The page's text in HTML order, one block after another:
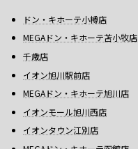
ドン・キホーテ小樽店
MEGAドン・キホーテ苫小牧店
千歳店
イオン旭川駅前店
MEGAドン・キホーテ旭川店
イオンモール旭川西店
イオンタウン江別店